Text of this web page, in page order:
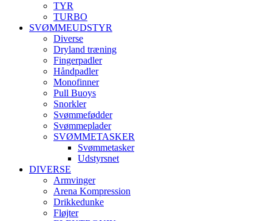
TYR
TURBO
SVØMMEUDSTYR
Diverse
Dryland træning
Fingerpadler
Håndpadler
Monofinner
Pull Buoys
Snorkler
Svømmefødder
Svømmeplader
SVØMMETASKER
Svømmetasker
Udstyrsnet
DIVERSE
Armvinger
Arena Kompression
Drikkedunke
Fløjter